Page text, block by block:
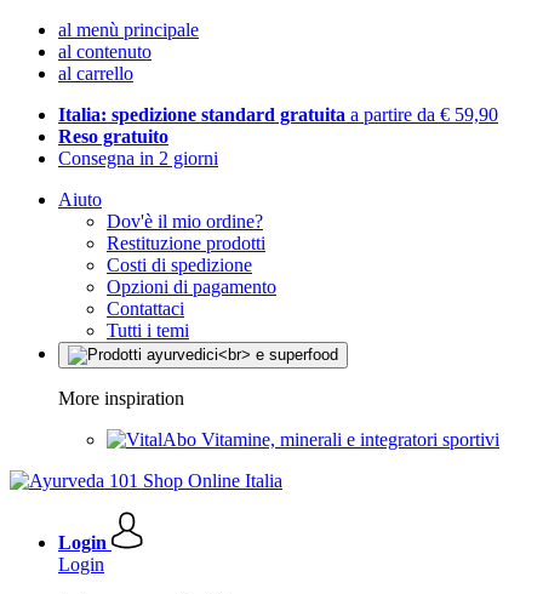
al menù principale
al contenuto
al carrello
Italia: spedizione standard gratuita a partire da € 59,90
Reso gratuito
Consegna in 2 giorni
Aiuto
Dov'è il mio ordine?
Restituzione prodotti
Costi di spedizione
Opzioni di pagamento
Contattaci
Tutti i temi
More inspiration
Vitamine, minerali e integratori sportivi
Login
Login